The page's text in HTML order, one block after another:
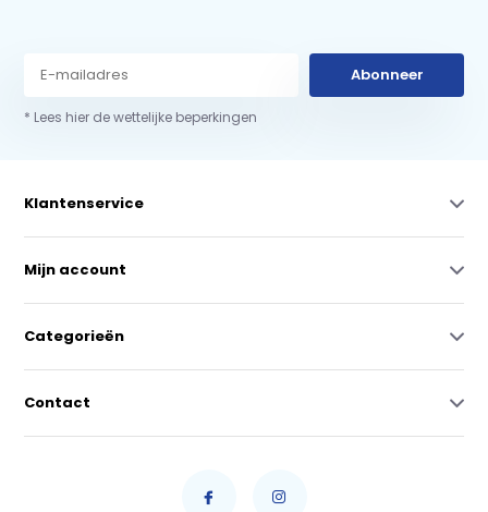
Abonneer
* Lees hier de wettelijke beperkingen
Klantenservice
Mijn account
Categorieën
Contact